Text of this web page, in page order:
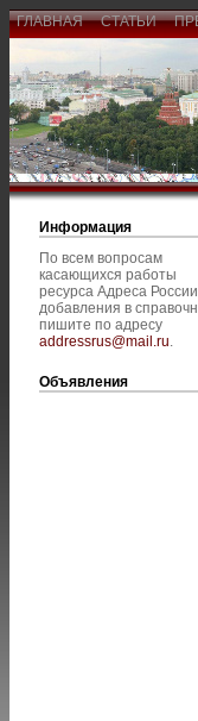
ГЛАВНАЯ СТАТЬИ
Информация
По всем вопросам
касающихся работы
ресурса Адреса
добавления в
пишите по адресу
addressrus@mail.ru.
Объявления